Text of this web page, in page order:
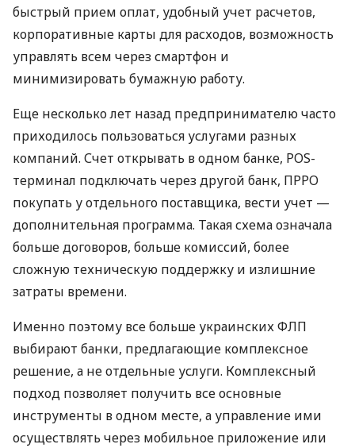
быстрый прием оплат, удобный учет расчетов,
корпоративные карты для расходов, возможность
управлять всем через смартфон и
минимизировать бумажную работу.
Еще несколько лет назад предпринимателю часто
приходилось пользоваться услугами разных
компаний. Счет открывать в одном банке, POS-
терминал подключать через другой банк, ПРРО
покупать у отдельного поставщика, вести учет —
дополнительная программа. Такая схема означала
больше договоров, больше комиссий, более
сложную техническую поддержку и излишние
затраты времени.
Именно поэтому все больше украинских ФЛП
выбирают банки, предлагающие комплексное
решение, а не отдельные услуги. Комплексный
подход позволяет получить все основные
инструменты в одном месте, а управление ими
осуществлять через мобильное приложение или